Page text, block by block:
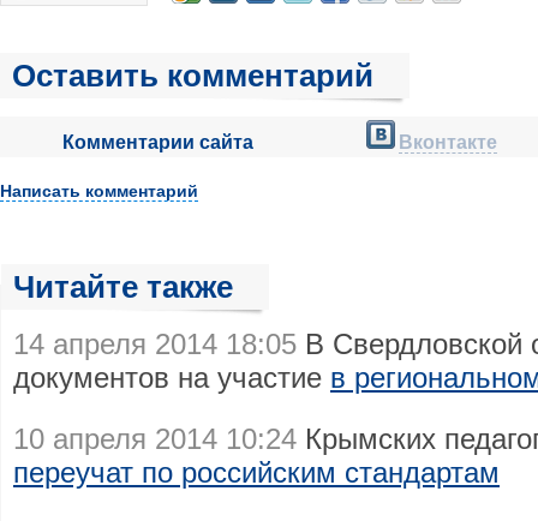
Оставить комментарий
Комментарии сайта Вконтакте
Написать комментарий
Читайте также
14 апреля 2014 18:05 В Свердловской
документов на участие в
10 апреля 2014 10:24 Крымских
переучат по российским стандартам